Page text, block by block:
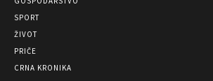
SPORT
ŽIVOT
PRIČE
CRNA KRONIKA